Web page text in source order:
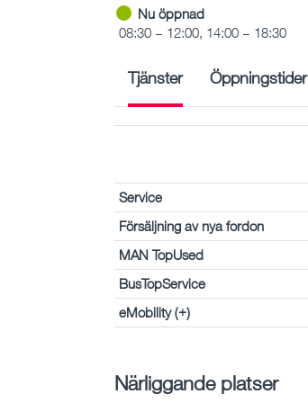
Nu öppnad
08:30 – 12:00, 14:00 – 18:30
Tjänster Öppningstider
Service
Försäljning av nya fordon
MAN TopUsed
BusTopService
eMobility (+)
Närliggande platser